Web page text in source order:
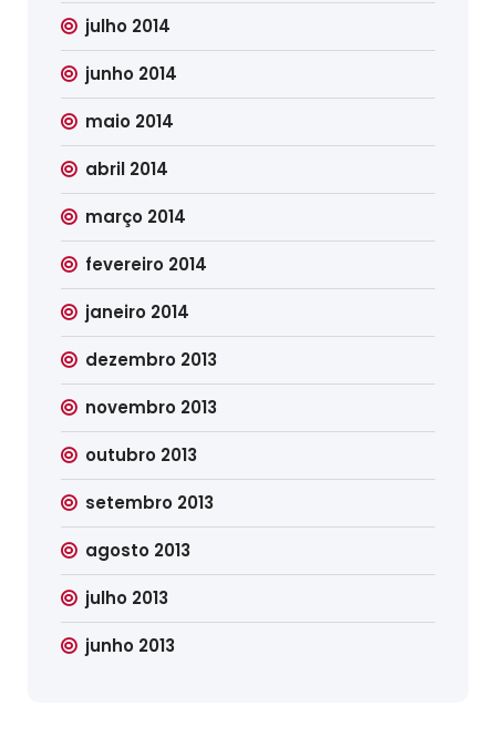
julho 2014
junho 2014
maio 2014
abril 2014
março 2014
fevereiro 2014
janeiro 2014
dezembro 2013
novembro 2013
outubro 2013
setembro 2013
agosto 2013
julho 2013
junho 2013